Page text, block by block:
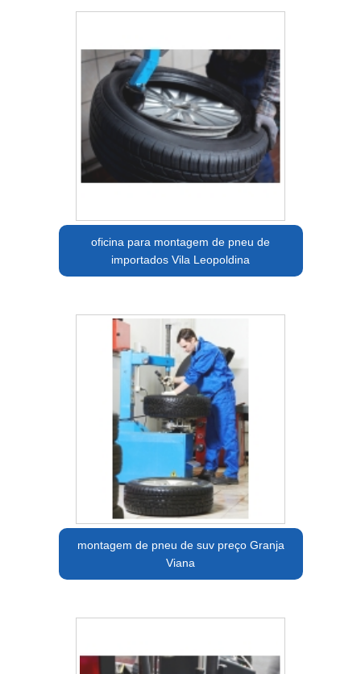
oficina para montagem de pneu de
importados Vila Leopoldina
montagem de pneu de suv preço Granja
Viana